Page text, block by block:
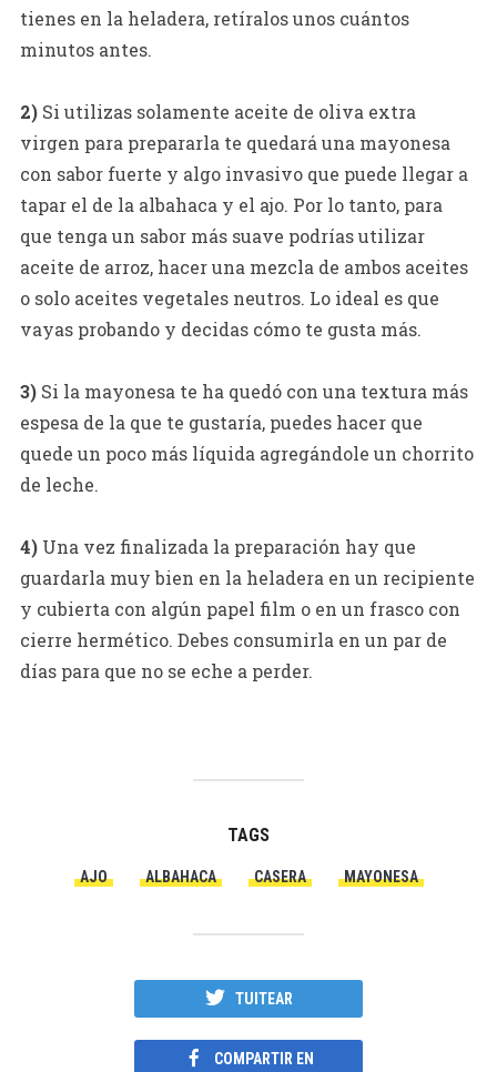
tienes en la heladera, retíralos unos cuántos
minutos antes.
2)Si utilizas solamente aceite de oliva extra
virgen para prepararla te quedará una mayonesa
con sabor fuerte y algo invasivo que puede llegar a
tapar el de la albahaca y el ajo. Por lo tanto, para
que tenga un sabor más suave podrías utilizar
aceite de arroz, hacer una mezcla de ambos aceites
o solo aceites vegetales neutros. Lo ideal es que
vayas probando y decidas cómo te gusta más.
3)Si la mayonesa te ha quedó con una textura más
espesa de la que te gustaría, puedes hacer que
quede un poco más líquida agregándole un chorrito
de leche.
4)Una vez finalizada la preparación hay que
guardarla muy bien en la heladera en un recipiente
y cubierta con algún papel film o en un frasco con
cierre hermético. Debes consumirla en un par de
días para que no se eche a perder.
TAGS
AJO ALBAHACA CASERA MAYONESA
TUITEAR
COMPARTIR EN